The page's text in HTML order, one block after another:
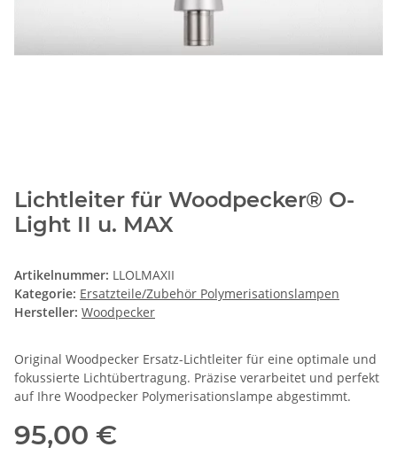
Lichtleiter für Woodpecker® O-
Light II u. MAX
Artikelnummer: LLOLMAXII
Kategorie: Ersatzteile/Zubehör Polymerisationslampen
Hersteller: Woodpecker
Original Woodpecker Ersatz-Lichtleiter für eine optimale und
fokussierte Lichtübertragung. Präzise verarbeitet und perfekt
auf Ihre Woodpecker Polymerisationslampe abgestimmt.
95,00 €